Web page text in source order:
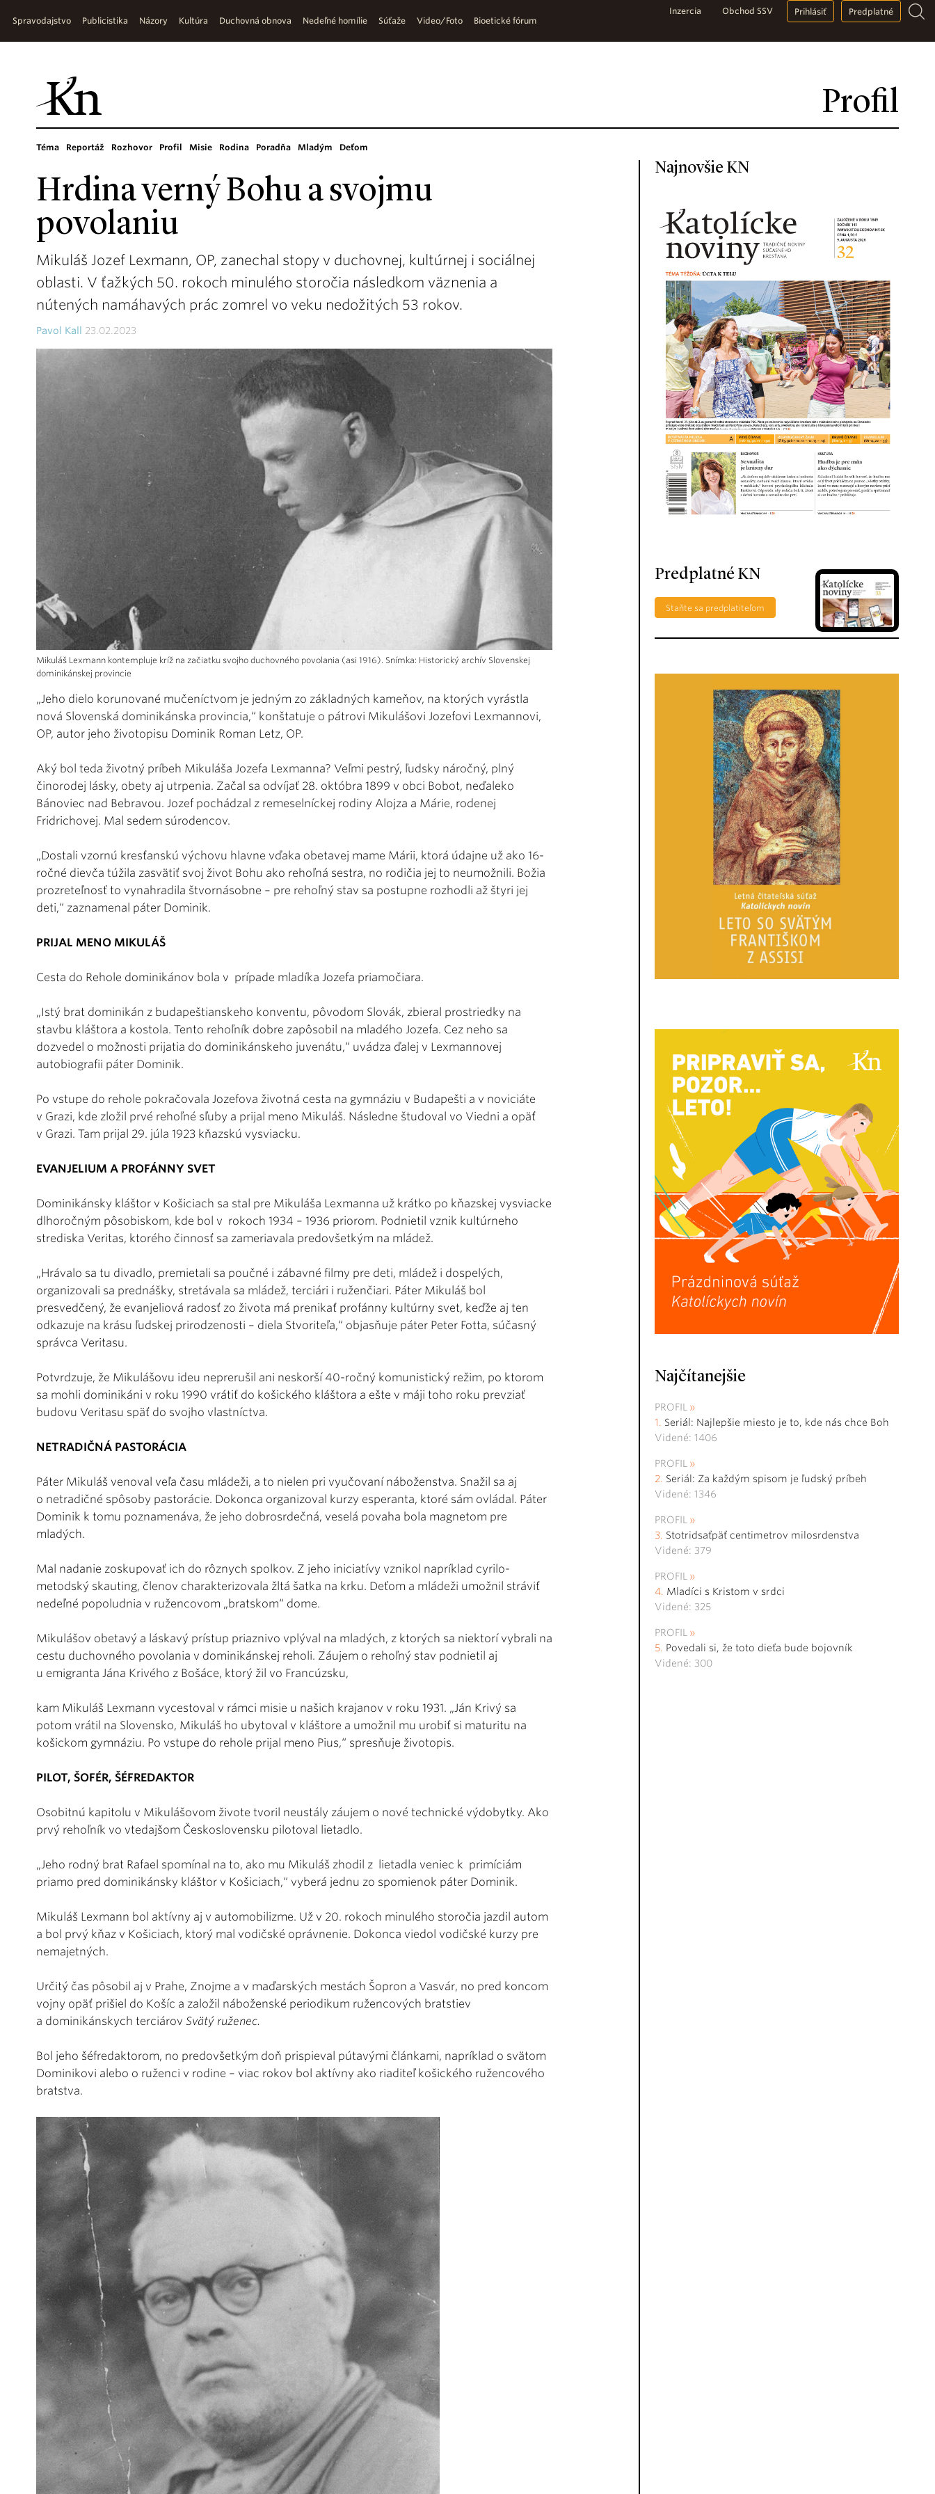
Profil
Spravodajstvo Publicistika Názory Kultúra Duchovná obnova Nedeľné homílie Súťaže Video/Foto Bioetické fórum
Inzercia Obchod SSV Prihlásiť Predplatné
Téma Reportáž Rozhovor Profil Misie Rodina Poradňa Mladým Deťom
Hrdina verný Bohu a svojmu
povolaniu
Mikuláš Jozef Lexmann, OP, zanechal stopy v duchovnej, kultúrnej i sociálnej
oblasti. V ťažkých 50. rokoch minulého storočia následkom väznenia a
nútených namáhavých prác zomrel vo veku nedožitých 53 rokov.
Pavol Kall 23.02.2023
Mikuláš Lexmann kontempluje kríž na začiatku svojho duchovného povolania (asi 1916). Snímka: Historický archív Slovenskej
dominikánskej provincie
„Jeho dielo korunované mučeníctvom je jedným zo základných kameňov, na ktorých vyrástla
nová Slovenská dominikánska provincia,“ konštatuje o pátrovi Mikulášovi Jozefovi Lexmannovi,
OP, autor jeho životopisu Dominik Roman Letz, OP.
Aký bol teda životný príbeh Mikuláša Jozefa Lexmanna? Veľmi pestrý, ľudsky náročný, plný
činorodej lásky, obety aj utrpenia. Začal sa odvíjať 28. októbra 1899 v obci Bobot, neďaleko
Bánoviec nad Bebravou. Jozef pochádzal z remeselníckej rodiny Alojza a Márie, rodenej
Fridrichovej. Mal sedem súrodencov.
„Dostali vzornú kresťanskú výchovu hlavne vďaka obetavej mame Márii, ktorá údajne už ako 16-
ročné dievča túžila zasvätiť svoj život Bohu ako rehoľná sestra, no rodičia jej to neumožnili. Božia
prozreteľnosť to vynahradila štvornásobne – pre rehoľný stav sa postupne rozhodli až štyri jej
deti,“ zaznamenal páter Dominik.
PRIJAL MENO MIKULÁŠ
Cesta do Rehole dominikánov bola v prípade mladíka Jozefa priamočiara.
„Istý brat dominikán z budapeštianskeho konventu, pôvodom Slovák, zbieral prostriedky na
stavbu kláštora a kostola. Tento rehoľník dobre zapôsobil na mladého Jozefa. Cez neho sa
dozvedel o možnosti prijatia do dominikánskeho juvenátu,“ uvádza ďalej v Lexmannovej
autobiografii páter Dominik.
Po vstupe do rehole pokračovala Jozefova životná cesta na gymnáziu v Budapešti a v noviciáte
v Grazi, kde zložil prvé rehoľné sľuby a prijal meno Mikuláš. Následne študoval vo Viedni a opäť
v Grazi. Tam prijal 29. júla 1923 kňazskú vysviacku.
EVANJELIUM A PROFÁNNY SVET
Dominikánsky kláštor v Košiciach sa stal pre Mikuláša Lexmanna už krátko po kňazskej vysviacke
dlhoročným pôsobiskom, kde bol v rokoch 1934 – 1936 priorom. Podnietil vznik kultúrneho
strediska Veritas, ktorého činnosť sa zameriavala predovšetkým na mládež.
„Hrávalo sa tu divadlo, premietali sa poučné i zábavné filmy pre deti, mládež i dospelých,
organizovali sa prednášky, stretávala sa mládež, terciári i ruženčiari. Páter Mikuláš bol
presvedčený, že evanjeliová radosť zo života má prenikať profánny kultúrny svet, keďže aj ten
odkazuje na krásu ľudskej prirodzenosti – diela Stvoriteľa,“ objasňuje páter Peter Fotta, súčasný
správca Veritasu.
Potvrdzuje, že Mikulášovu ideu neprerušil ani neskorší 40-ročný komunistický režim, po ktorom
sa mohli dominikáni v roku 1990 vrátiť do košického kláštora a ešte v máji toho roku prevziať
budovu Veritasu späť do svojho vlastníctva.
NETRADIČNÁ PASTORÁCIA
Páter Mikuláš venoval veľa času mládeži, a to nielen pri vyučovaní náboženstva. Snažil sa aj
o netradičné spôsoby pastorácie. Dokonca organizoval kurzy esperanta, ktoré sám ovládal. Páter
Dominik k tomu poznamenáva, že jeho dobrosrdečná, veselá povaha bola magnetom pre
mladých.
Mal nadanie zoskupovať ich do rôznych spolkov. Z jeho iniciatívy vznikol napríklad cyrilo-
metodský skauting, členov charakterizovala žltá šatka na krku. Deťom a mládeži umožnil stráviť
nedeľné popoludnia v ružencovom „bratskom“ dome.
Mikulášov obetavý a láskavý prístup priaznivo vplýval na mladých, z ktorých sa niektorí vybrali na
cestu duchovného povolania v dominikánskej reholi. Záujem o rehoľný stav podnietil aj
u emigranta Jána Krivého z Bošáce, ktorý žil vo Francúzsku,
kam Mikuláš Lexmann vycestoval v rámci misie u našich krajanov v roku 1931. „Ján Krivý sa
potom vrátil na Slovensko, Mikuláš ho ubytoval v kláštore a umožnil mu urobiť si maturitu na
košickom gymnáziu. Po vstupe do rehole prijal meno Pius,“ spresňuje životopis.
PILOT, ŠOFÉR, ŠÉFREDAKTOR
Osobitnú kapitolu v Mikulášovom živote tvoril neustály záujem o nové technické výdobytky. Ako
prvý rehoľník vo vtedajšom Československu pilotoval lietadlo.
„Jeho rodný brat Rafael spomínal na to, ako mu Mikuláš zhodil z lietadla veniec k primíciám
priamo pred dominikánsky kláštor v Košiciach,“ vyberá jednu zo spomienok páter Dominik.
Mikuláš Lexmann bol aktívny aj v automobilizme. Už v 20. rokoch minulého storočia jazdil autom
a bol prvý kňaz v Košiciach, ktorý mal vodičské oprávnenie. Dokonca viedol vodičské kurzy pre
nemajetných.
Určitý čas pôsobil aj v Prahe, Znojme a v maďarských mestách Šopron a Vasvár, no pred koncom
vojny opäť prišiel do Košíc a založil náboženské periodikum ružencových bratstiev
a dominikánskych terciárov Svätý ruženec.
Bol jeho šéfredaktorom, no predovšetkým doň prispieval pútavými článkami, napríklad o svätom
Dominikovi alebo o ruženci v rodine – viac rokov bol aktívny ako riaditeľ košického ružencového
bratstva.
Najnovšie KN
Predplatné KN
Staňte sa predplatiteľom
Najčítanejšie
PROFIL
Seriál: Najlepšie miesto je to, kde nás chce Boh
Videné: 1406
PROFIL
Seriál: Za každým spisom je ľudský príbeh
Videné: 1346
PROFIL
Stotridsaťpäť centimetrov milosrdenstva
Videné: 379
PROFIL
Mladíci s Kristom v srdci
Videné: 325
PROFIL
Povedali si, že toto dieťa bude bojovník
Videné: 300